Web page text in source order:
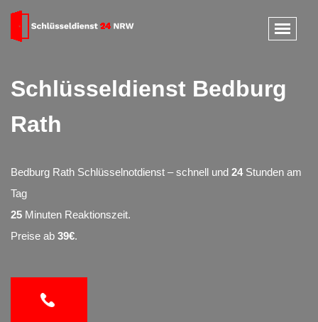
Schlüsseldienst Bedburg
Rath
Bedburg Rath Schlüsselnotdienst – schnell und 24Stunden am
Tag
25 Minuten Reaktionszeit.
Preise ab 39€.